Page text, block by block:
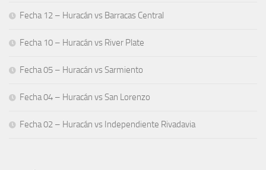
Fecha 12 – Huracán vs Barracas Central
Fecha 10 – Huracán vs River Plate
Fecha 05 – Huracán vs Sarmiento
Fecha 04 – Huracán vs San Lorenzo
Fecha 02 – Huracán vs Independiente Rivadavia